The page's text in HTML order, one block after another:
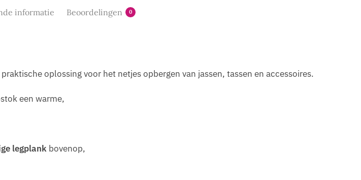
informatie Beoordelingen 0
oplossing voor het netjes opbergen van jassen, tassen en accessoires.
een warme,
legplank bovenop,